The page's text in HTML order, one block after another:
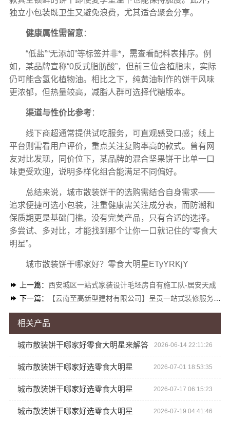
独立小包装既卫生又避免浪费，尤其适合聚会分享。
健康属性需留意：
“低盐”“无添加”等标签并非*，需查看配料表排序。例
如，某品牌宣称“0反式脂肪酸”，但前三位含植脂末，实际
仍可能含氢化植物油。相比之下，纯黄油制作的饼干风味
更浓郁，但热量较高，减脂人群可选择代糖版本。
渠道与性价比参考：
线下商超通常提供试吃服务，可直观感受口感；线上
平台则需看用户评价，重点关注复购率高的款式。曾有网
友对比发现，同价位下，某品牌的混合坚果饼干比单一口
味更受欢迎，说明多样化组合能满足不同偏好。
总结来说，城市散装饼干的选购需结合自身需求——
追求便捷可选小包装，注重健康需关注成分表，而防潮和
保质期更是基础门槛。没有完美产品，只有合适的选择。
多尝试、多对比，才能找到那个让你一口就记住的“零食大
明星”。
城市散装饼干哪家好？零食大明星ETyYRKjY
上一篇： 西安城区一站式家装设计毛坯房自有施工队-居安天成
下一篇：
【云南至高新型建材有限公司】呈贡一站式装修服务价格表
相关产品
城市散装饼干哪家好零食大明星来解答 2026-06-14 22:11:26
城市散装饼干哪家好选零食大明星 2026-07-01 18:53:35
城市散装饼干哪家好选零食大明星 2026-07-17 06:15:23
城市散装饼干哪家好选零食大明星 2026-07-19 04:41:46